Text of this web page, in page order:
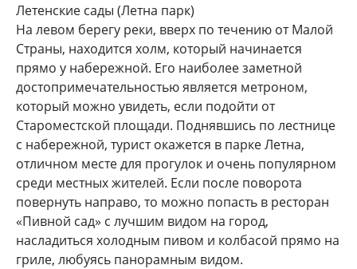
Летенские сады (Летна парк)
На левом берегу реки, вверх по течению от Малой
Страны, находится холм, который начинается
прямо у набережной. Его наиболее заметной
достопримечательностью является метроном,
который можно увидеть, если подойти от
Староместской площади. Поднявшись по лестнице
с набережной, турист окажется в парке Летна,
отличном месте для прогулок и очень популярном
среди местных жителей. Если после поворота
повернуть направо, то можно попасть в ресторан
«Пивной сад» с лучшим видом на город,
насладиться холодным пивом и колбасой прямо на
гриле, любуясь панорамным видом.